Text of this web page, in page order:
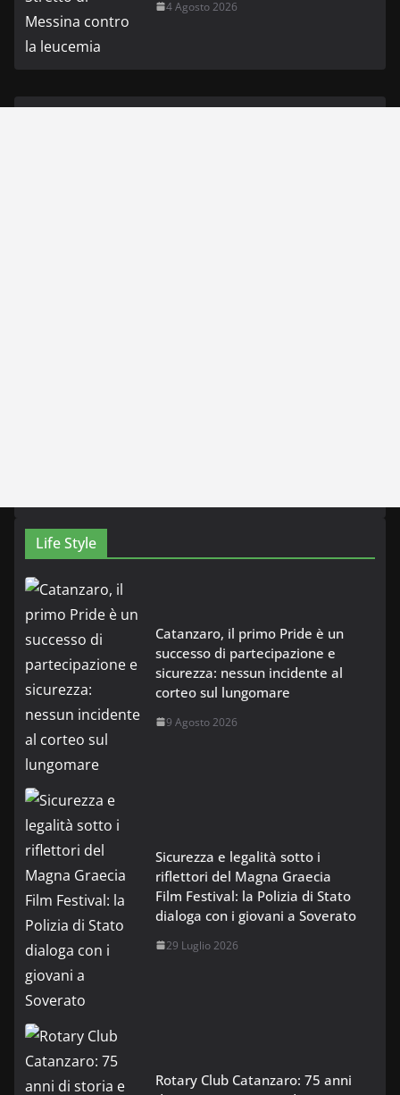
4 Agosto 2026
Life Style
Catanzaro, il primo Pride è un
successo di partecipazione e
sicurezza: nessun incidente al
corteo sul lungomare
9 Agosto 2026
Sicurezza e legalità sotto i
riflettori del Magna Graecia
Film Festival: la Polizia di Stato
dialoga con i giovani a Soverato
29 Luglio 2026
Rotary Club Catanzaro: 75 anni